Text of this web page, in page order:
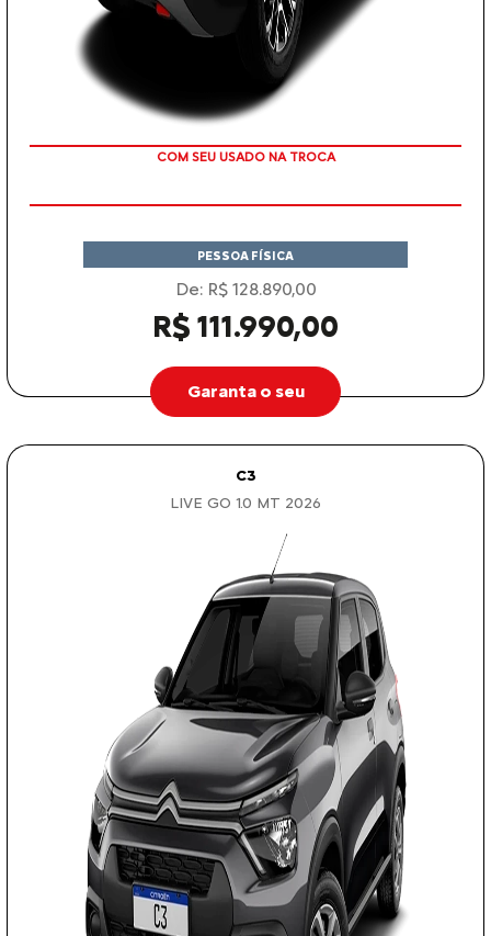
TAXA ZERO
PESSOA FÍSICA
De: R$ 128.890,00
R$ 111.990,00
Garanta o seu
C3
LIVE GO 1.0 MT 2026